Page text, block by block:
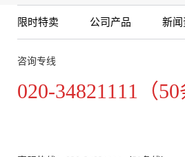
限时特卖 公司产品 新闻
咨询专线
020-34821111（50